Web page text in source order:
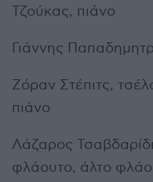
Τζούκας, πιάνο
Γιάννης
Ζόραν Στέπιτς,
πιάνο
Λάζαρος
φλάουτο, άλτο